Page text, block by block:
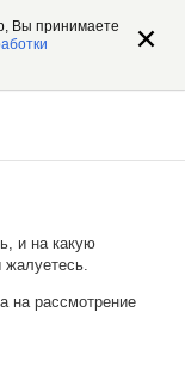
Вы принимаете
и на какую
на рассмотрение